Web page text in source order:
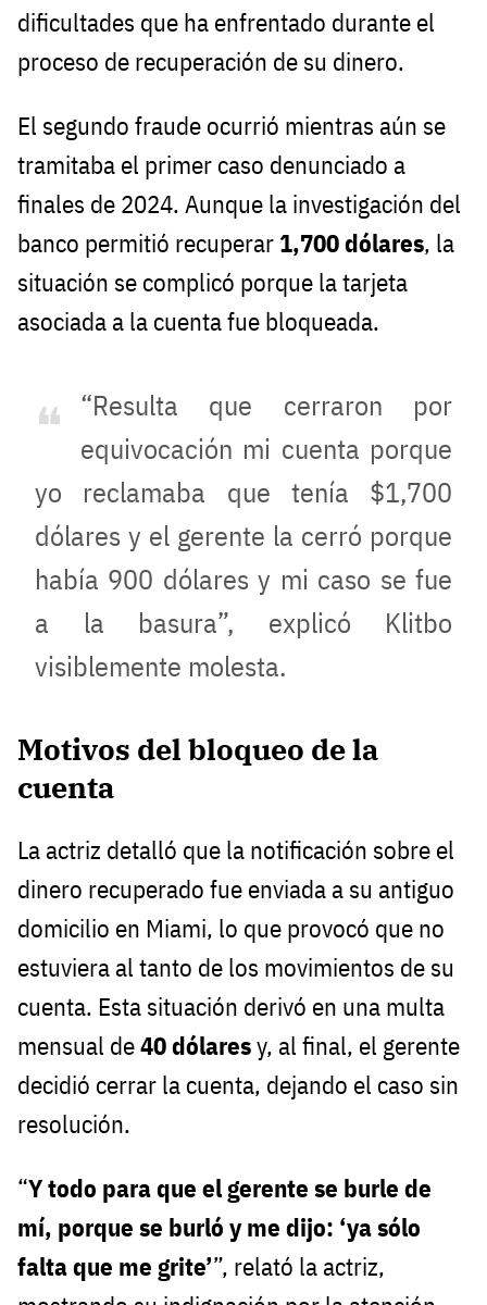
dificultades que ha enfrentado durante el
proceso de recuperación de su dinero.
El segundo fraude ocurrió mientras aún se
tramitaba el primer caso denunciado a
finales de 2024. Aunque la investigación del
banco permitió recuperar 1,700 dólares, la
situación se complicó porque la tarjeta
asociada a la cuenta fue bloqueada.
“Resulta que cerraron por
equivocación mi cuenta porque
yo reclamaba que tenía $1,700
dólares y el gerente la cerró porque
había 900 dólares y mi caso se fue
a la basura”, explicó Klitbo
visiblemente molesta.
Motivos del bloqueo de la
cuenta
La actriz detalló que la notificación sobre el
dinero recuperado fue enviada a su antiguo
domicilio en Miami, lo que provocó que no
estuviera al tanto de los movimientos de su
cuenta. Esta situación derivó en una multa
mensual de40 dólaresy, al final, el gerente
decidió cerrar la cuenta, dejando el caso sin
resolución.
“Y todo para que el gerente se burle de
mí, porque se burló y me dijo: ‘ya sólo
falta que me grite’”, relató la actriz,